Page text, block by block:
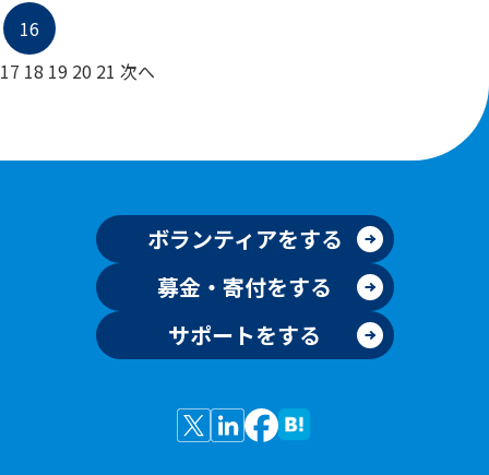
16
17 18 19 20 21 次へ
ボランティアをする
募金・寄付をする
サポートをする